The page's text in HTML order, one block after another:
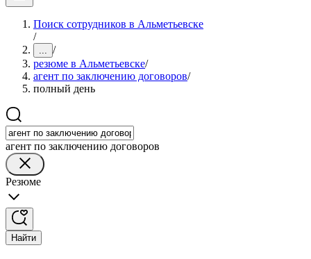
Поиск сотрудников в Альметьевске
/
... /
резюме в Альметьевске/
агент по заключению договоров/
полный день
агент по заключению договоров
Резюме
Найти